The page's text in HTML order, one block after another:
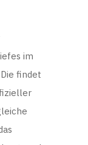
im
findet